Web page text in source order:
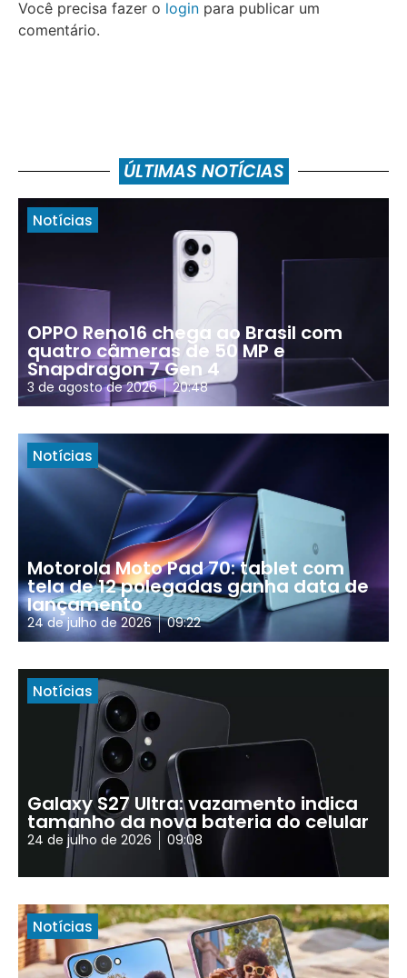
Você precisa fazer o login para publicar um
comentário.
ÚLTIMAS NOTÍCIAS
Notícias
OPPO Reno16 chega ao Brasil com
quatro câmeras de 50 MP e
Snapdragon 7 Gen 4
3 de agosto de 2026 20:48
Notícias
Motorola Moto Pad 70: tablet com
tela de 12 polegadas ganha data de
lançamento
24 de julho de 2026 09:22
Notícias
Galaxy S27 Ultra: vazamento indica
tamanho da nova bateria do celular
24 de julho de 2026 09:08
Notícias